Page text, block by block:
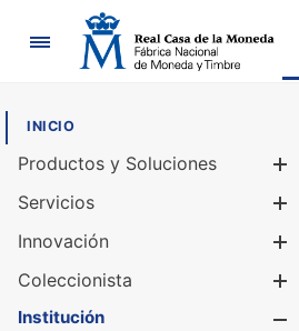
Navegación
INICIO
Productos y Soluciones
Servicios
Innovación
Coleccionista
Institución